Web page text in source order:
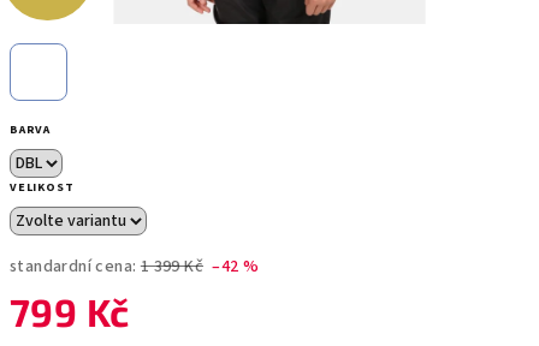
BARVA
VELIKOST
standardní cena: 1 399 Kč –42 %
799 Kč